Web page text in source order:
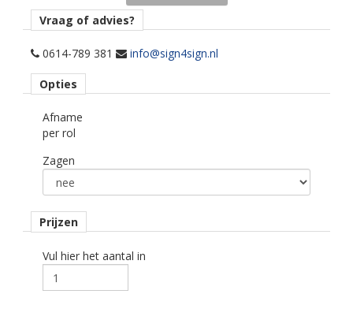
Opmerking
Bij eventueel buitengebruik is de antislip, omwille van
watergladheid niet gegarandeerd!
Materiaaltype
Kleur type
Ondergrond
Dikte
170 mu.
Kleefkracht (N/25mm)
Vraag of advies?
0614-789 381 info@sign4sign.nl
Opties
Afname
per rol
Zagen
Prijzen
Vul hier het aantal in